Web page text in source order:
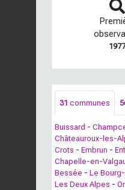
1977
31 communes
Buissard -
Châteauroux-les-
Crots - Embrun -
Chapelle-en-
Bessée - Le
Les Deux Alpes -